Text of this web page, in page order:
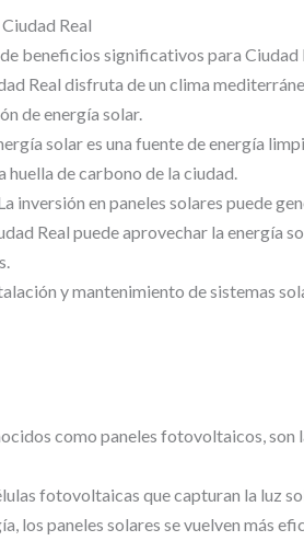
Real
beneficios significativos para Ciudad
Real disfruta de un clima
de energía solar.
solar es una fuente de energía
de carbono de la ciudad.
inversión en paneles solares puede
Real puede aprovechar la energía
y mantenimiento de sistemas
como paneles fotovoltaicos,
fotovoltaicas que capturan la luz
los paneles solares se vuelven más